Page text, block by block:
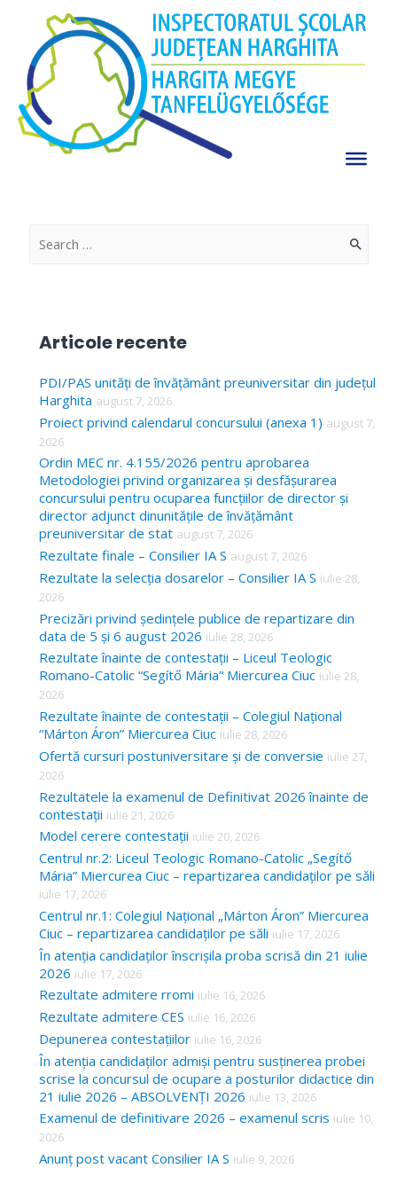
contentLegislație
Legislație
Sipos Istvan
ianuarie 20, 2022
Detalii »
S
c
f
o
r
:
Articole recente
PDI/PAS unități de învățământ preuniversitar din județul
Harghita august 7, 2026
Proiect privind calendarul concursului (anexa 1) august 7,
2026
Ordin MEC nr. 4.155/2026 pentru aprobarea
Metodologiei privind organizarea și desfășurarea
concursului pentru ocuparea funcțiilor de director și
director adjunct dinunitățile de învățământ
preuniversitar de stat august 7, 2026
Rezultate finale – Consilier IA S august 7, 2026
Rezultate la selecția dosarelor – Consilier IA S iulie 28,
2026
Precizări privind ședințele publice de repartizare din
data de 5 și 6 august 2026 iulie 28, 2026
Rezultate înainte de contestații – Liceul Teologic
Romano-Catolic “Segítő Mária” Miercurea Ciuc iulie 28,
2026
Rezultate înainte de contestații – Colegiul Național
“Márton Áron” Miercurea Ciuc iulie 28, 2026
Ofertă cursuri postuniversitare și de conversie iulie 27,
2026
Rezultatele la examenul de Definitivat 2026 înainte de
contestații iulie 21, 2026
Model cerere contestații iulie 20, 2026
Centrul nr.2: Liceul Teologic Romano-Catolic „Segítő
Mária” Miercurea Ciuc – repartizarea candidaților pe săli
iulie 17, 2026
Centrul nr.1: Colegiul Național „Márton Áron” Miercurea
Ciuc – repartizarea candidaților pe săli iulie 17, 2026
În atenția candidaților înscrișila proba scrisă din 21 iulie
2026 iulie 17, 2026
Rezultate admitere rromi iulie 16, 2026
Rezultate admitere CES iulie 16, 2026
Depunerea contestațiilor iulie 16, 2026
În atenția candidaților admiși pentru susținerea probei
scrise la concursul de ocupare a posturilor didactice din
21 iulie 2026 – ABSOLVENȚI 2026 iulie 13, 2026
Examenul de definitivare 2026 – examenul scris iulie 10,
2026
Anunț post vacant Consilier IA S iulie 9, 2026